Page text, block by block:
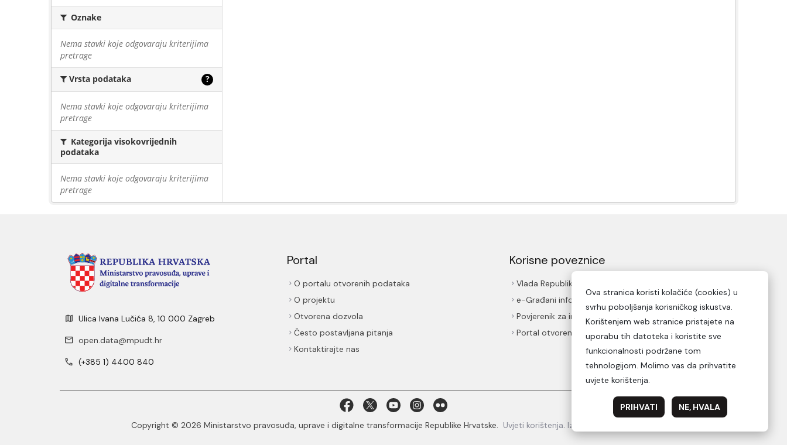
Oznake
Nema stavki koje odgovaraju kriterijima
pretrage
Vrsta podataka ?
Nema stavki koje odgovaraju kriterijima
pretrage
Kategorija visokovrijednih
podataka
Nema stavki koje odgovaraju kriterijima
pretrage